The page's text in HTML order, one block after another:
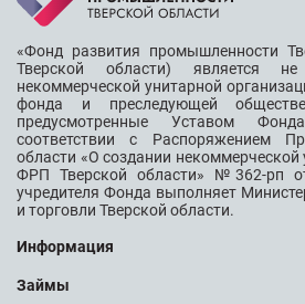
«Фонд развития промышленности
Тверской области) является
некоммерческой унитарной
фонда и преследующей
предусмотренные Уставом
соответствии с Распоряжением
области «О создании некоммерческой
ФРП Тверской области» №362-рп
учредителя Фонда выполняет
и торговли Тверской области.
Информация
Займы